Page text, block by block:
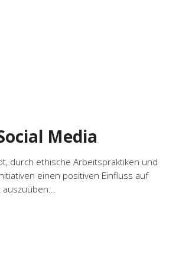
Media
durch ethische Arbeitspraktiken und
einen positiven Einfluss auf
auszuüben...